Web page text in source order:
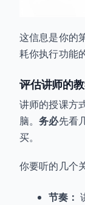
这信息是你的
耗你执行功能
评估讲师的
讲师的授课方
脑。务必先看
买。
你要听的几个
节奏：